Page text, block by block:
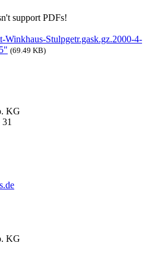
support PDFs!
Stulpgetr.gask.gz.2000-4-
(69.49 KB)
KG
KG